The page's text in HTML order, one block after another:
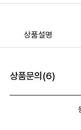
상품설명
상품문의(6)